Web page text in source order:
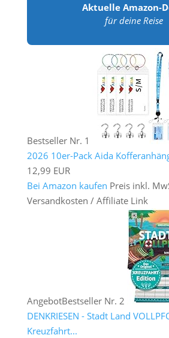
Aktuelle Amazon-
für deine Reise
Bestseller Nr. 1
2026 10er-Pack Aida
12,99 EUR
Bei Amazon kaufen Preis inkl.
Versandkosten / Affiliate Link
AngebotBestseller Nr. 2
DENKRIESEN - Stadt Land
Kreuzfahrt...